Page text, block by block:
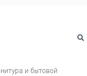
и бытовой